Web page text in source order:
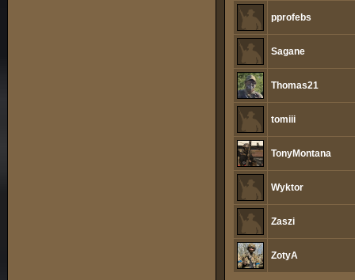
pprofebs
Sagane
Thomas21
tomiii
TonyMontana
Wyktor
Zaszi
ZotyA